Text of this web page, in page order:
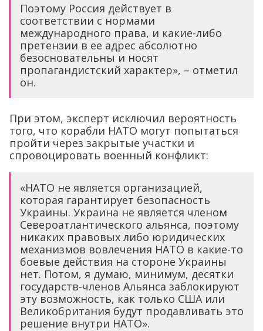
Поэтому Россия действует в
соответствии с нормами
международного права, и какие-либо
претензии в ее адрес абсолютно
безосновательны и носят
пропагандистский характер», – отметил
он.
При этом, эксперт исключил вероятность
того, что корабли НАТО могут попытаться
пройти через закрытые участки и
спровоцировать военный конфликт:
«НАТО не является организацией,
которая гарантирует безопасность
Украины. Украина не является членом
Североатлантического альянса, поэтому
никаких правовых либо юридических
механизмов вовлечения НАТО в какие-то
боевые действия на стороне Украины
нет. Потом, я думаю, минимум, десятки
государств-членов Альянса заблокируют
эту возможность, как только США или
Великобритания будут продавливать это
решение внутри НАТО».